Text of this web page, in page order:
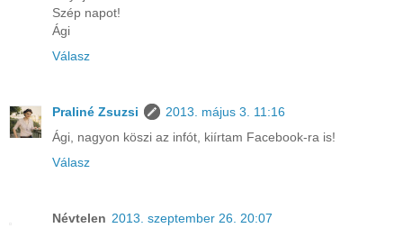
Szép napot!
Ági
Válasz
Praliné Zsuzsi
2013. május 3. 11:16
Ági, nagyon köszi az infót, kiírtam Facebook-ra is!
Válasz
Névtelen 2013. szeptember 26. 20:07